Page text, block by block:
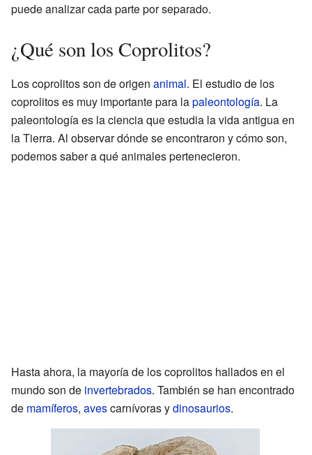
puede analizar cada parte por separado.
¿Qué son los Coprolitos?
Los coprolitos son de origen animal. El estudio de los
coprolitos es muy importante para lapaleontología. La
paleontología es la ciencia que estudia la vida antigua en
la Tierra. Al observar dónde se encontraron y cómo son,
podemos saber a qué animales pertenecieron.
Hasta ahora, la mayoría de los coprolitos hallados en el
mundo son de invertebrados. También se han encontrado
de mamíferos, avescarnívoras ydinosaurios.